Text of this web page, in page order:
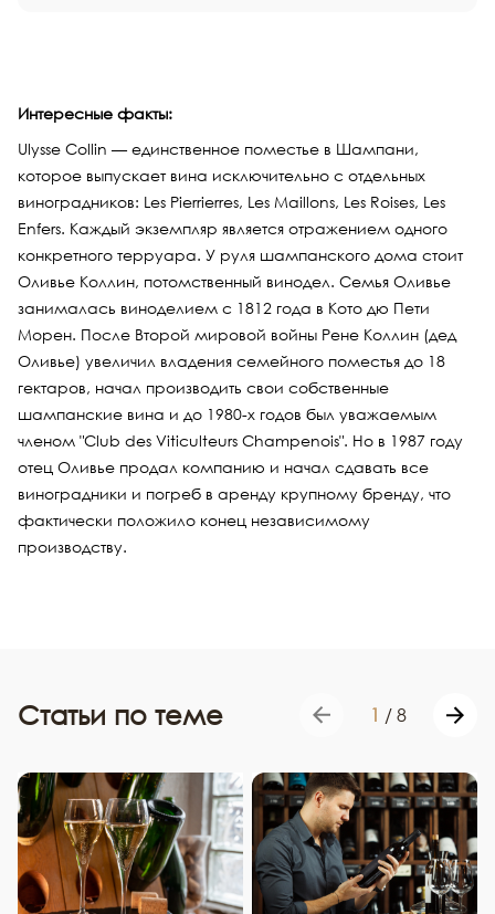
Интересные факты:
Ulysse Collin — единственное поместье в Шампани,
которое выпускает вина исключительно с отдельных
виноградников: Les Pierrierres, Les Maillons, Les Roises, Les
Enfers. Каждый экземпляр является отражением одного
конкретного терруара. У руля шампанского дома стоит
Оливье Коллин, потомственный винодел. Семья Оливье
занималась виноделием с 1812 года в Кото дю Пети
Морен. После Второй мировой войны Рене Коллин (дед
Оливье) увеличил владения семейного поместья до 18
гектаров, начал производить свои собственные
шампанские вина и до 1980-х годов был уважаемым
членом "Club des Viticulteurs Champenois". Но в 1987 году
отец Оливье продал компанию и начал сдавать все
виноградники и погреб в аренду крупному бренду, что
фактически положило конец независимому
производству.
Статьи по теме 1 / 8